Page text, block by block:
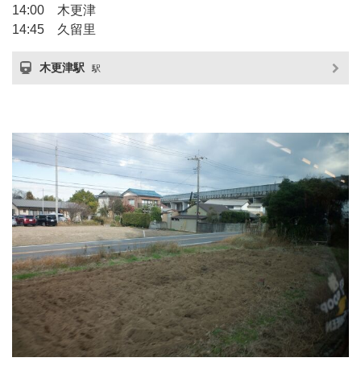
14:00 木更津
14:45 久留里
木更津駅 駅